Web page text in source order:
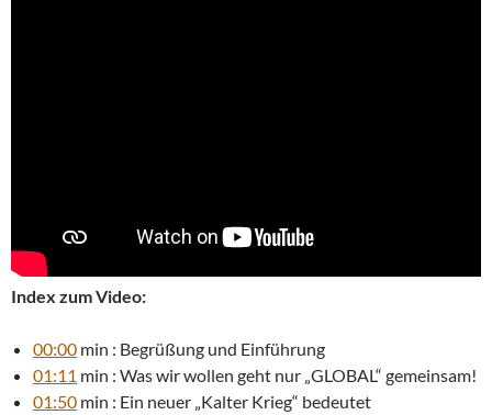
Index zum Video:
00:00 min : Begrüßung und Einführung
01:11 min : Was wir wollen geht nur „GLOBAL“ gemeinsam!
01:50 min : Ein neuer „Kalter Krieg“ bedeutet